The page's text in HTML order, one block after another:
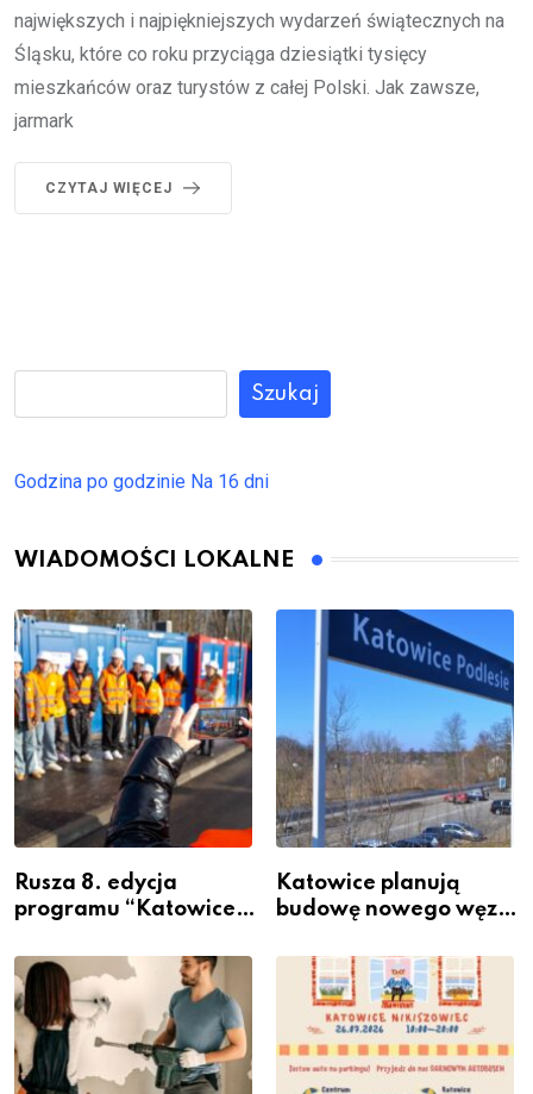
największych i najpiękniejszych wydarzeń świątecznych na
Śląsku, które co roku przyciąga dziesiątki tysięcy
mieszkańców oraz turystów z całej Polski. Jak zawsze,
jarmark
CZYTAJ WIĘCEJ
Szukaj
Godzina po godzinie Na 16 dni
WIADOMOŚCI LOKALNE
Rusza 8. edycja
programu “Katowice
– nabór dla
przedsiębiorców
Katowice planują
budowę nowego węzła
Podlesiu